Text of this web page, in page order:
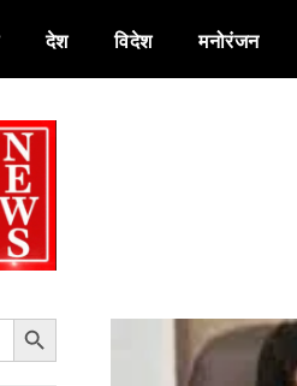
देश विदेश मनोरंजन
Search Button